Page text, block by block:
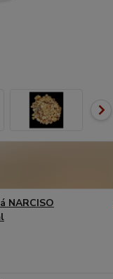
NARCISO